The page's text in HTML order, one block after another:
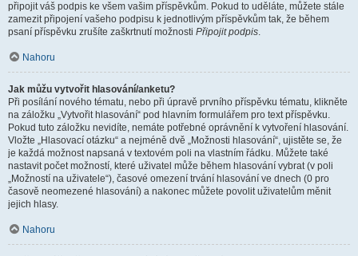
připojit váš podpis ke všem vašim příspěvkům. Pokud to uděláte, můžete stále
zamezit připojení vašeho podpisu k jednotlivým příspěvkům tak, že během
psaní příspěvku zrušíte zaškrtnutí možnosti Připojit podpis.
Nahoru
Jak můžu vytvořit hlasování/anketu?
Při posílání nového tématu, nebo při úpravě prvního příspěvku tématu, klikněte
na záložku „Vytvořit hlasování“ pod hlavním formulářem pro text příspěvku.
Pokud tuto záložku nevidíte, nemáte potřebné oprávnění k vytvoření hlasování.
Vložte „Hlasovací otázku“ a nejméně dvě „Možnosti hlasování“, ujistěte se, že
je každá možnost napsaná v textovém poli na vlastním řádku. Můžete také
nastavit počet možností, které uživatel může během hlasování vybrat (v poli
„Možností na uživatele“), časové omezení trvání hlasování ve dnech (0 pro
časově neomezené hlasování) a nakonec můžete povolit uživatelům měnit
jejich hlasy.
Nahoru